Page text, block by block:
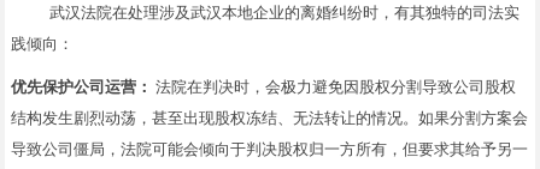
武汉法院在处理涉及武汉本地企业的离婚纠纷时，有其独特的司法实
践倾向：
优先保护公司运营： 法院在判决时，会极力避免因股权分割导致公司股权
结构发生剧烈动荡，甚至出现股权冻结、无法转让的情况。如果分割方案会
导致公司僵局，法院可能会倾向于判决股权归一方所有，但要求其给予另一